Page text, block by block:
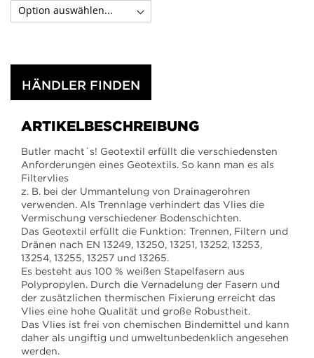
HÄNDLER FINDEN
ARTIKELBESCHREIBUNG
Butler macht´s! Geotextil erfüllt die verschiedensten
Anforderungen eines Geotextils. So kann man es als
Filtervlies
z. B. bei der Ummantelung von Drainagerohren
verwenden. Als Trennlage verhindert das Vlies die
Vermischung verschiedener Bodenschichten.
Das Geotextil erfüllt die Funktion: Trennen, Filtern und
Dränen nach EN 13249, 13250, 13251, 13252, 13253,
13254, 13255, 13257 und 13265.
Es besteht aus 100 % weißen Stapelfasern aus
Polypropylen. Durch die Vernadelung der Fasern und
der zusätzlichen thermischen Fixierung erreicht das
Vlies eine hohe Qualität und große Robustheit.
Das Vlies ist frei von chemischen Bindemittel und kann
daher als ungiftig und umweltunbedenklich angesehen
werden.